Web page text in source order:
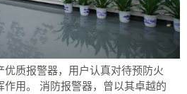
优质报警器，用户认真对待预防火
用。 消防报警器，曾以其卓越的